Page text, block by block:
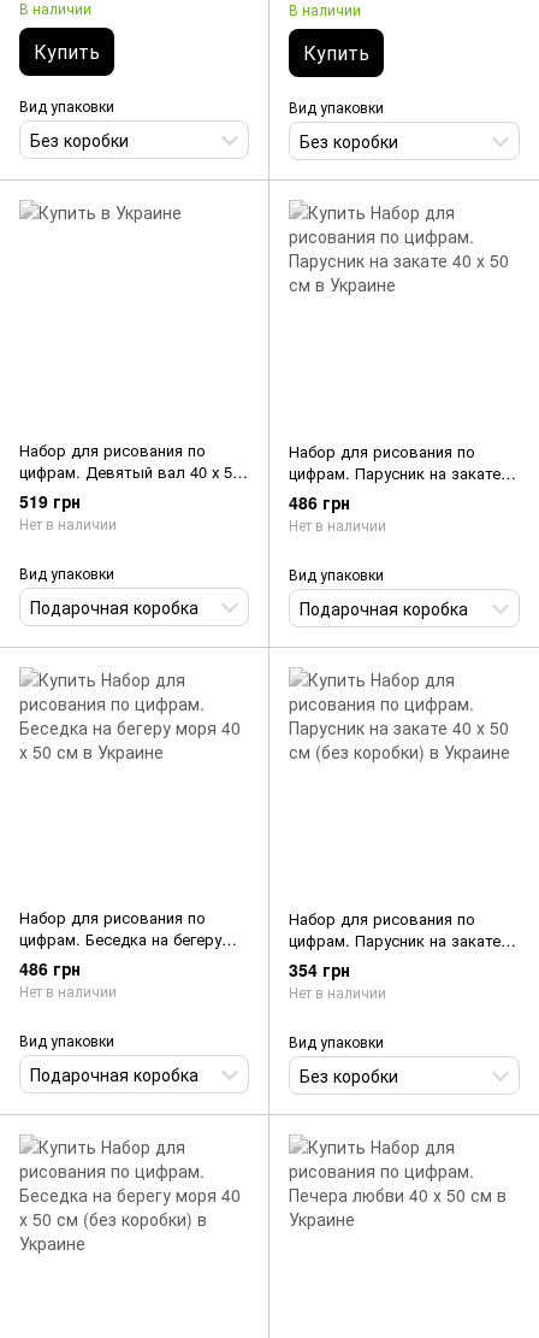
В наличии
Купить
Вид упаковки
Без коробки
В наличии
Купить
Вид упаковки
Без коробки
Набор для рисования по
цифрам. Девятый вал 40 х 50
см
519 грн
Нет в наличии
Вид упаковки
Подарочная коробка
Набор для рисования по
цифрам. Парусник на закате
40 х 50 см
486 грн
Нет в наличии
Вид упаковки
Подарочная коробка
Набор для рисования по
цифрам. Беседка на бегеру
моря 40 х 50 см
486 грн
Нет в наличии
Вид упаковки
Подарочная коробка
Набор для рисования по
цифрам. Парусник на закате
40 х 50 см (без коробки)
354 грн
Нет в наличии
Вид упаковки
Без коробки